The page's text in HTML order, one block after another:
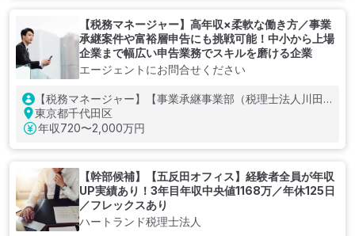
【税務マネージャー】高年収×柔軟な働き方／事業
承継案件や富裕層申告にも挑戦可能！中小から上場
企業まで幅広い申告業務でスキルを磨ける企業
エージェントにお問合せください
【税務マネージャー】【事業承継事業部（税理士法人川田
事務所）】
東京都千代田区
年収720〜2,000万円
【幹部候補】【五反田オフィス】経験者全員が年収
UP実績あり！3年目年収中央値1168万／年休125日
／フレックスあり
ハートランド税理士法人